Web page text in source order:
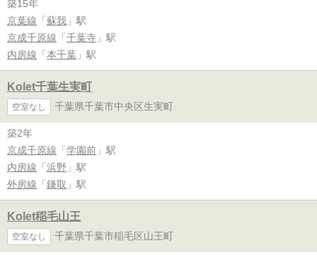
築15年
京葉線 「 蘇我 」駅
京成千原線 「 千葉寺 」駅
内房線 「 本千葉 」駅
Kolet千葉生実町
空室なし 千葉県千葉市中央区生実町
築2年
京成千原線 「 学園前 」駅
内房線 「 浜野 」駅
外房線 「 鎌取 」駅
Kolet稲毛山王
空室なし 千葉県千葉市稲毛区山王町